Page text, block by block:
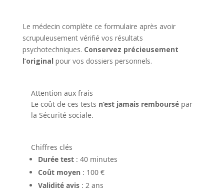
Le médecin complète ce formulaire après avoir
scrupuleusement vérifié vos résultats
psychotechniques. Conservez précieusement
l’original pour vos dossiers personnels.
Attention aux frais
Le coût de ces tests n’est jamais remboursé par
la Sécurité sociale.
Chiffres clés
Durée test : 40 minutes
Coût moyen : 100 €
Validité avis : 2 ans